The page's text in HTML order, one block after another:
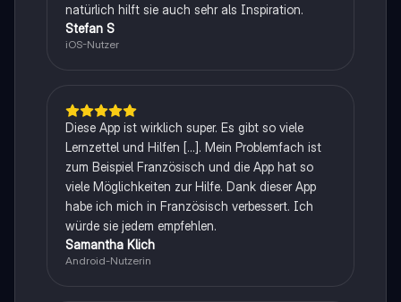
natürlich hilft sie auch sehr als Inspiration.
Stefan S
iOS-Nutzer
Diese App ist wirklich super. Es gibt so viele
Lernzettel und Hilfen [...]. Mein Problemfach ist
zum Beispiel Französisch und die App hat so
viele Möglichkeiten zur Hilfe. Dank dieser App
habe ich mich in Französisch verbessert. Ich
würde sie jedem empfehlen.
Samantha Klich
Android-Nutzerin